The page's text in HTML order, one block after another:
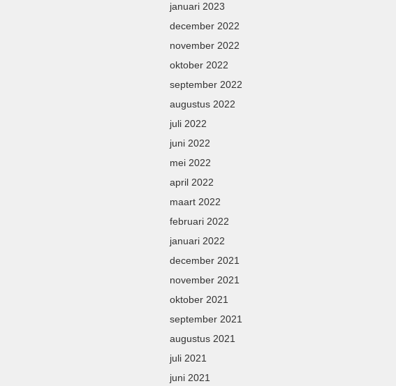
januari 2023
december 2022
november 2022
oktober 2022
september 2022
augustus 2022
juli 2022
juni 2022
mei 2022
april 2022
maart 2022
februari 2022
januari 2022
december 2021
november 2021
oktober 2021
september 2021
augustus 2021
juli 2021
juni 2021